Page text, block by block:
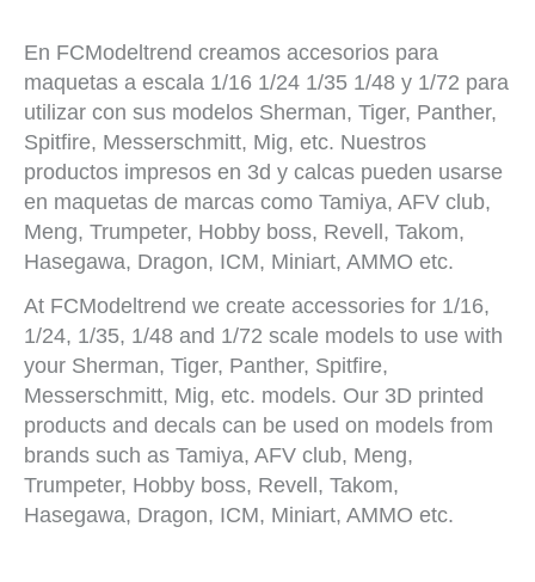
En FCModeltrend creamos accesorios para
maquetas a escala 1/16 1/24 1/35 1/48 y 1/72 para
utilizar con sus modelos Sherman, Tiger, Panther,
Spitfire, Messerschmitt, Mig, etc. Nuestros
productos impresos en 3d y calcas pueden usarse
en maquetas de marcas como Tamiya, AFV club,
Meng, Trumpeter, Hobby boss, Revell, Takom,
Hasegawa, Dragon, ICM, Miniart, AMMO etc.
At FCModeltrend we create accessories for 1/16,
1/24, 1/35, 1/48 and 1/72 scale models to use with
your Sherman, Tiger, Panther, Spitfire,
Messerschmitt, Mig, etc. models. Our 3D printed
products and decals can be used on models from
brands such as Tamiya, AFV club, Meng,
Trumpeter, Hobby boss, Revell, Takom,
Hasegawa, Dragon, ICM, Miniart, AMMO etc.